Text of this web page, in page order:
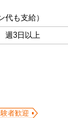
も支給）
週3日以上
者歓迎